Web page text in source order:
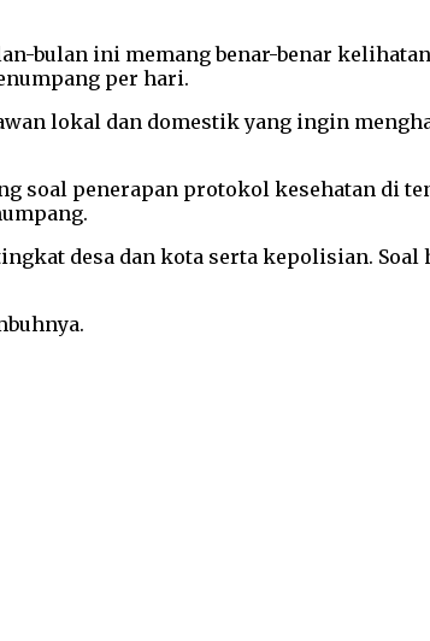
bulan ini memang benar-benar
per hari.
lokal dan domestik yang ingin
soal penerapan protokol kesehatan di
desa dan kota serta kepolisian.